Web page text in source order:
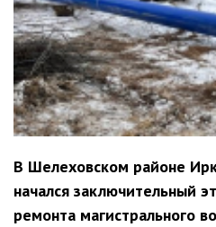
В Шелеховском районе
начался заключительный
ремонта магистрального